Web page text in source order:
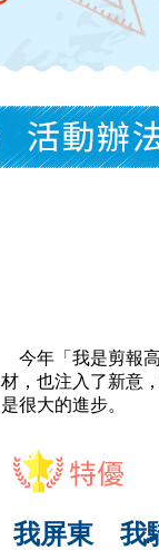
今年「我是剪報
材，也注入了新意
是很大的進步。
我屏東 我